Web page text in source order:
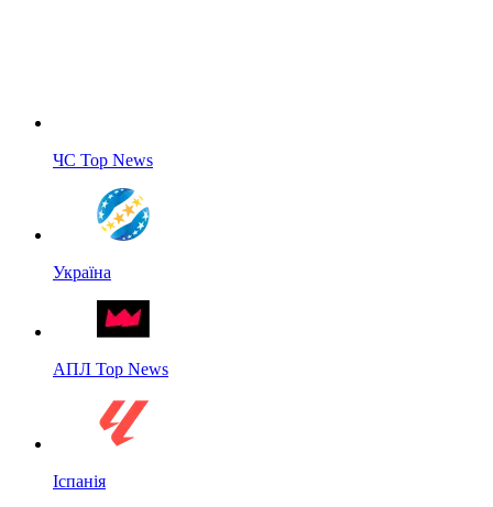
ЧС Top News
Україна
АПЛ Top News
Іспанія